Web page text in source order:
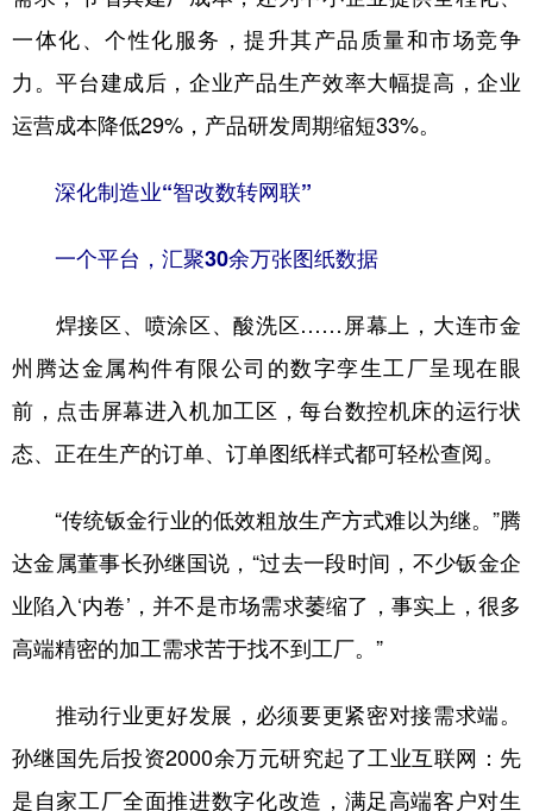
一体化、个性化服务，提升其产品质量和市场竞争
力。平台建成后，企业产品生产效率大幅提高，企业
运营成本降低29%，产品研发周期缩短33%。
深化制造业“智改数转网联”
一个平台，汇聚30余万张图纸数据
焊接区、喷涂区、酸洗区……屏幕上，大连市金
州腾达金属构件有限公司的数字孪生工厂呈现在眼
前，点击屏幕进入机加工区，每台数控机床的运行状
态、正在生产的订单、订单图纸样式都可轻松查阅。
“传统钣金行业的低效粗放生产方式难以为继。”腾
达金属董事长孙继国说，“过去一段时间，不少钣金企
业陷入‘内卷’，并不是市场需求萎缩了，事实上，很多
高端精密的加工需求苦于找不到工厂。”
推动行业更好发展，必须要更紧密对接需求端。
孙继国先后投资2000余万元研究起了工业互联网：先
是自家工厂全面推进数字化改造，满足高端客户对生